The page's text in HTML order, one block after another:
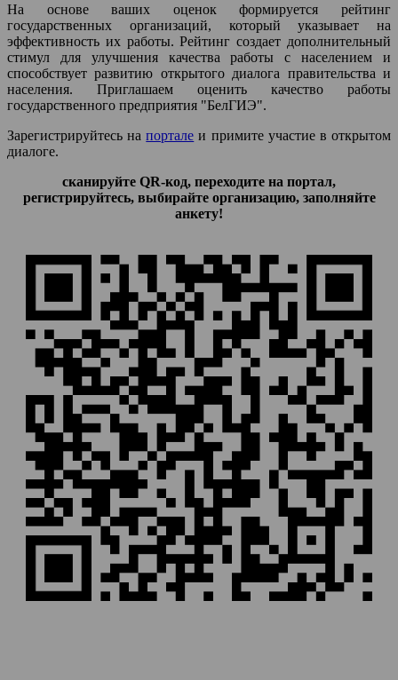
На оcнове ваших оценок формируется рейтинг
государственных организаций, который указывает на
эффективность их работы. Рейтинг создает дополнительный
стимул для улучшения качества работы с населением и
способствует развитию открытого диалога правительства и
населения. Приглашаем оценить качество работы
государственного предприятия "БелГИЭ".
Зарегистрируйтесь напортале и примите участие в открытом
диалоге.
сканируйте QR-код, переходите на портал,
регистрируйтесь, выбирайте организацию, заполняйте
анкету!